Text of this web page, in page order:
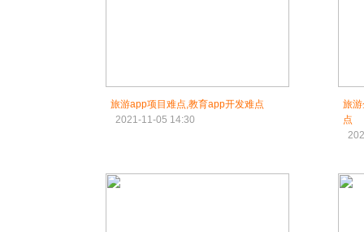
旅游app项目难点,教育app开发难点
2021-11-05 14:30
旅
点